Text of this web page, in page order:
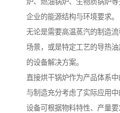
炉、燃油锅炉、生物质锅炉
企业的能源结构与环境要求。
无论是需要高温蒸汽的制造
场景，或是特定工艺的导热
的设备解决方案。
直接烘干锅炉作为产品体系
与制造充分考虑了实际应用中
设备可根据物料特性、产量